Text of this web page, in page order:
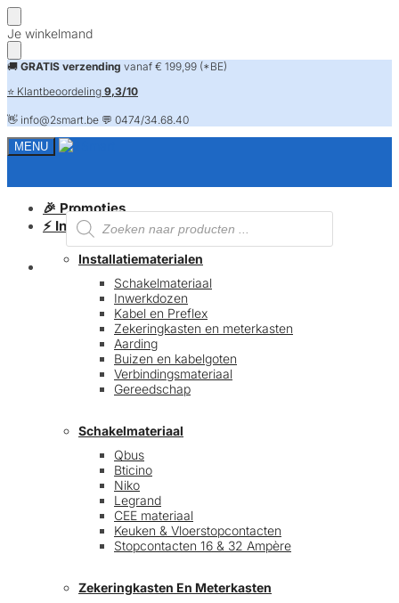
Skip
to
navigation
Skip
to
content
Je winkelmand
🚚 GRATIS verzending vanaf € 199,99 (*BE)
⭐ Klantbeoordeling 9,3/10
👋 info@2smart.be 💬 0474/34.68.40
MENU
Producten
zoeken
FAQ
🎉 Promoties
⚡ Installatiematerialen
Installatiematerialen
Schakelmateriaal
Inwerkdozen
Kabel en Preflex
Zekeringkasten en meterkasten
Aarding
Buizen en kabelgoten
Verbindingsmateriaal
Gereedschap
Schakelmateriaal
Qbus
Bticino
Niko
Legrand
CEE materiaal
Keuken & Vloerstopcontacten
Stopcontacten 16 & 32 Ampère
Zekeringkasten En Meterkasten